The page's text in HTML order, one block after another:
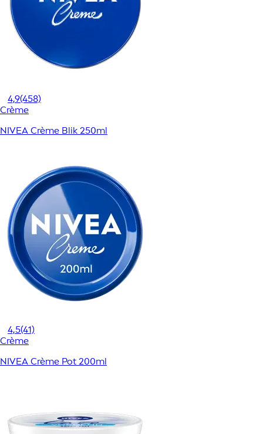
4,9(458)
Crème
NIVEA Crème Blik 250ml
4,5(41)
Crème
NIVEA Crème Pot 200ml